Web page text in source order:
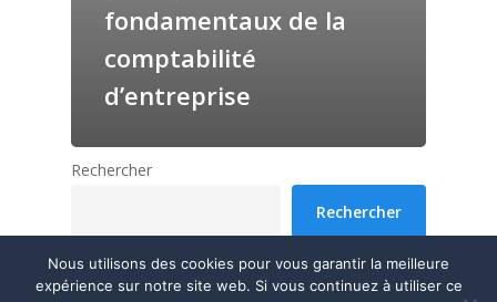
fondamentaux de la
comptabilité
d’entreprise
Rechercher
Rechercher
Nous utilisons des cookies pour vous garantir la meilleure
expérience sur notre site web. Si vous continuez à utiliser ce